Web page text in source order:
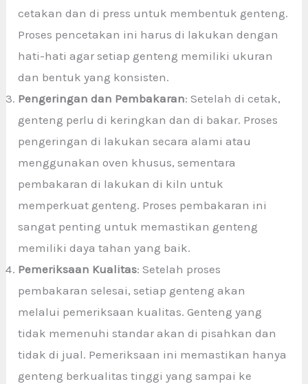
cetakan dan di press untuk membentuk genteng.
Proses pencetakan ini harus di lakukan dengan
hati-hati agar setiap genteng memiliki ukuran
dan bentuk yang konsisten.
Pengeringan dan Pembakaran: Setelah di cetak,
genteng perlu di keringkan dan di bakar. Proses
pengeringan di lakukan secara alami atau
menggunakan oven khusus, sementara
pembakaran di lakukan di kiln untuk
memperkuat genteng. Proses pembakaran ini
sangat penting untuk memastikan genteng
memiliki daya tahan yang baik.
Pemeriksaan Kualitas: Setelah proses
pembakaran selesai, setiap genteng akan
melalui pemeriksaan kualitas. Genteng yang
tidak memenuhi standar akan di pisahkan dan
tidak di jual. Pemeriksaan ini memastikan hanya
genteng berkualitas tinggi yang sampai ke